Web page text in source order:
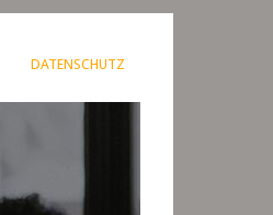
DATENSCHUTZ